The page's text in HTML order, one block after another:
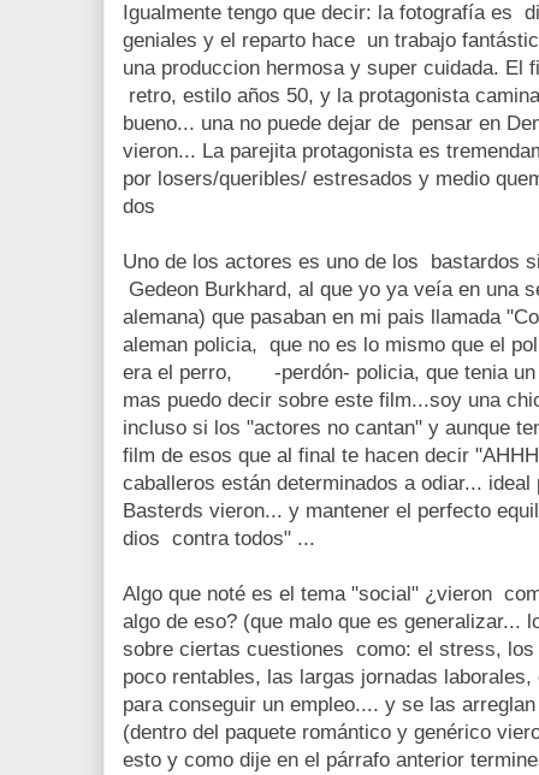
Igualmente tengo que decir: la fotografía es
geniales y el reparto hace un trabajo
una produccion hermosa y super cuidada. El
retro, estilo años 50, y la protagonista
bueno... una no puede dejar de pensar en
vieron... La parejita protagonista es
por losers/queribles/ estresados y medio
dos
Uno de los actores es uno de los bastardos
Gedeon Burkhard, al que yo ya veía en una
alemana) que pasaban en mi pais llamada
aleman policia, que no es lo mismo que el
era el perro, -perdón- policia, que tenia un
mas puedo decir sobre este film...soy una
incluso si los "actores no cantan" y aunque
film de esos que al final te hacen decir
caballeros están determinados a odiar...
Basterds vieron... y mantener el perfecto
dios contra todos" ...
Algo que noté es el tema "social" ¿vieron
algo de eso? (que malo que es generalizar...
sobre ciertas cuestiones como: el stress,
poco rentables, las largas jornadas
para conseguir un empleo.... y se las
(dentro del paquete romántico y genérico
esto y como dije en el párrafo anterior